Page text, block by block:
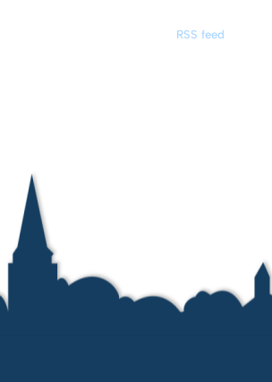
RSS feed